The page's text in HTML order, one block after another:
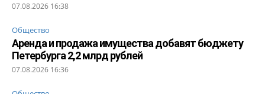
07.08.2026 16:38
Общество
Аренда и продажа имущества добавят бюджету
Петербурга 2,2 млрд рублей
07.08.2026 16:36